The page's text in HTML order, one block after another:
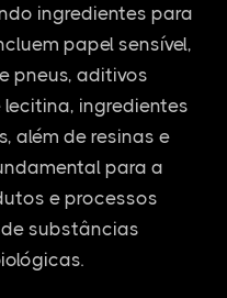
ingredientes para
papel sensível,
pneus, aditivos
ingredientes
além de resinas e
para a
e processos
substâncias